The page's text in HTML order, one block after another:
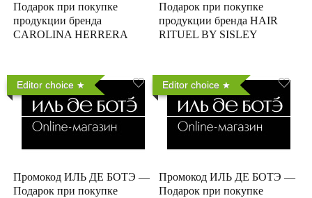
Подарок при покупке
продукции бренда
CAROLINA HERRERA
Подарок при покупке
продукции бренда HAIR
RITUEL BY SISLEY
Editor choice
Промокод ИЛЬ ДЕ БОТЭ —
Подарок при покупке
Editor choice
Промокод ИЛЬ ДЕ БОТЭ —
Подарок при покупке